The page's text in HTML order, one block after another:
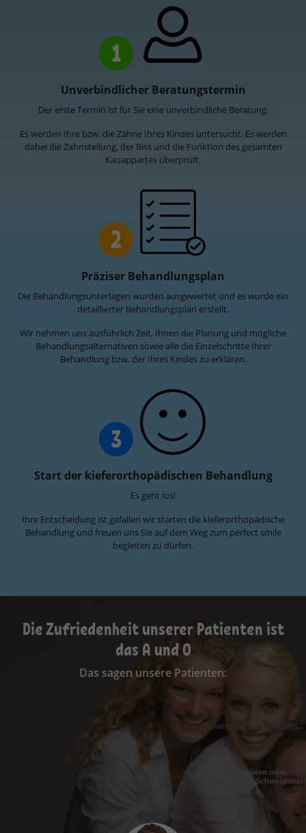
1
Unverbindlicher Beratungstermin
Der erste Termin ist für Sie eine unverbindliche Beratung.
Es werden Ihre bzw. die Zähne Ihres Kindes untersucht. Es werden
dabei die Zahnstellung, der Biss und die Funktion des gesamten
Kauappartes überprüft.
2
Präziser Behandlungsplan
Die Behandlungsunterlagen wurden ausgewertet und es wurde ein
detaillierter Behandlungsplan erstellt.
Wir nehmen uns ausführlich Zeit, Ihnen die Planung und mögliche
Behandlungsalternativen sowie alle die Einzelschritte Ihrer
Behandlung bzw. der Ihres Kindes zu erklären.
3
Start der kieferorthopädischen Behandlung
Es geht los!
Ihre Entscheidung ist gefallen wir starten die kieferorthopädische
Behandlung und freuen uns Sie auf dem Weg zum perfect smile
begleiten zu dürfen.
Die Zufriedenheit unserer Patienten ist
das A und O
Das sagen unsere Patienten:
Bewertung wird geladen...
Kieferorthopäden oder
Zahnärzte mit Schwerpunkt
in Pfullendorf